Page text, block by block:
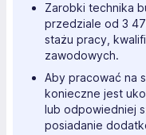
Zarobki technika
przedziale od 3
stażu pracy,
zawodowych.
Aby pracować na
konieczne jest
lub odpowiedniej
posiadanie